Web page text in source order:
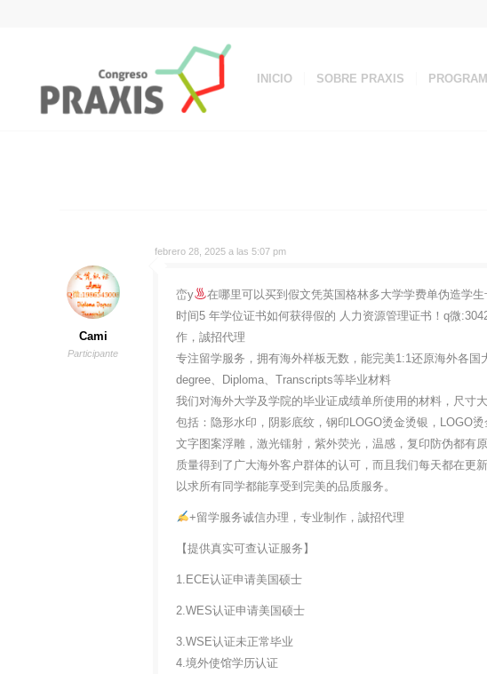
INICIO SOBRE PRAXIS
febrero 28, 2025 a las 5:07 pm
Cami
Participante
峦y
在哪里可以买到假文凭英国格林多大学学费单伪造学
时间5 年学位证书如何获得假的 人力资源管理证书！q微
作，誠招代理
专注留学服务，拥有海外样板无数，能完美1:1还原海外各国
degree、Diploma、Transcripts等毕业材料
我们对海外大学及学院的毕业证成绩单所使用的材料，尺寸
包括：隐形水印，阴影底纹，钢印LOGO烫金烫银，LOGO烫
文字图案浮雕，激光镭射，紫外荧光，温感，复印防伪都有原
质量得到了广大海外客户群体的认可，而且我们每天都在更
以求所有同学都能享受到完美的品质服务。
+留学服务诚信办理，专业制作，誠招代理
【提供真实可查认证服务】
1.ECE认证申请美国硕士
2.WES认证申请美国硕士
3.WSE认证未正常毕业
4.境外使馆学历认证